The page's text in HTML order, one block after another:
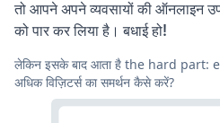
तो आपने अपने व्यवसायों की ऑनलाइन
को पार कर लिया है। बधाई हो!
लेकिन इसके बाद आता है the hard
अधिक विज़िटर्स का समर्थन कैसे करें?